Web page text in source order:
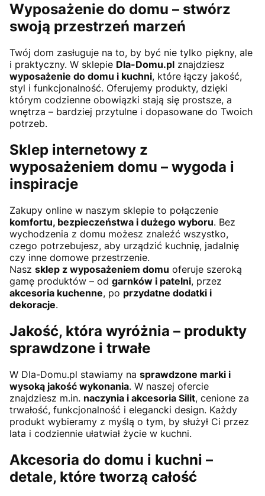
Wyposażenie do domu – stwórz
swoją przestrzeń marzeń
Twój dom zasługuje na to, by być nie tylko piękny, ale
i praktyczny. W sklepie Dla-Domu.pl znajdziesz
wyposażenie do domu i kuchni, które łączy jakość,
styl i funkcjonalność. Oferujemy produkty, dzięki
którym codzienne obowiązki stają się prostsze, a
wnętrza – bardziej przytulne i dopasowane do Twoich
potrzeb.
Sklep internetowy z
wyposażeniem domu – wygoda i
inspiracje
Zakupy online w naszym sklepie to połączenie
komfortu, bezpieczeństwa i dużego wyboru. Bez
wychodzenia z domu możesz znaleźć wszystko,
czego potrzebujesz, aby urządzić kuchnię, jadalnię
czy inne domowe przestrzenie.
Nasz sklep z wyposażeniem domu oferuje szeroką
gamę produktów – od garnków i patelni, przez
akcesoria kuchenne, po przydatne dodatki i
dekoracje.
Jakość, która wyróżnia – produkty
sprawdzone i trwałe
W Dla-Domu.pl stawiamy na sprawdzone marki i
wysoką jakość wykonania. W naszej ofercie
znajdziesz m.in. naczynia i akcesoria Silit, cenione za
trwałość, funkcjonalność i elegancki design. Każdy
produkt wybieramy z myślą o tym, by służył Ci przez
lata i codziennie ułatwiał życie w kuchni.
Akcesoria do domu i kuchni –
detale, które tworzą całość